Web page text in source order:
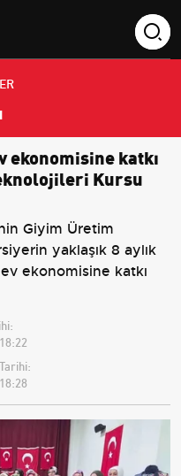
ekonomisine katkı
Kursu
Giyim Üretim
yaklaşık 8 aylık
ekonomisine katkı